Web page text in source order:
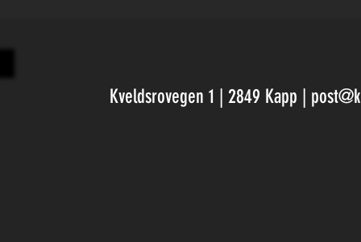
Kveldsrovegen 1 | 2849 Kapp |